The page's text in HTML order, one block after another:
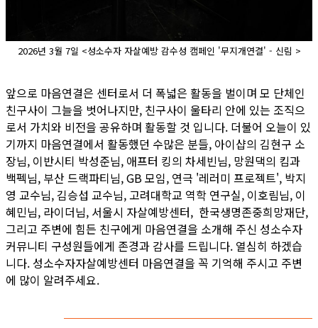
2026년 3월 7일 <성소수자 자살예방 감수성 캠페인 '무지개연결' - 신림 >
앞으로 마음연결은 센터로서 더 폭넓은 활동을 벌이며 모 단체인
친구사이 그늘을 벗어나지만, 친구사이 울타리 안에 있는 조직으
로서 가치와 비전을 공유하며 활동할 것 입니다. 더불어 오늘이 있
기까지 마음연결에서 활동했던 수많은 분들, 아이샵의 김현구 소
장님, 이반시티 박성준님, 애프터 킹의 차세빈님, 망원댁의 킴과
백펙님, 부산 드랙파티님, GB 모임, 연극 '레러미 프로젝트', 박지
영 교수님, 김승섭 교수님, 고려대학교 역학 연구실, 이호림님, 이
혜민님, 라이더님, 서울시 자살예방센터, 한국생명존중희망재단,
그리고 주변에 힘든 친구에게 마음연결을 소개해 주신 성소수자
커뮤니티 구성원들에게 존경과 감사를 드립니다. 열심히 하겠습
니다. 성소수자자살예방센터 마음연결을 꼭 기억해 주시고 주변
에 많이 알려주세요.